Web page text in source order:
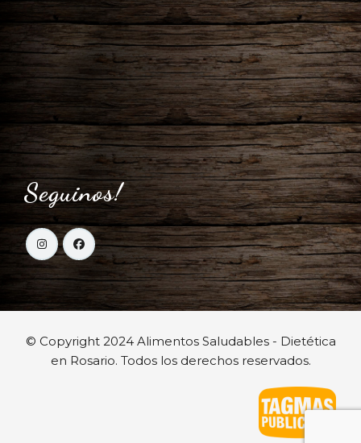
Seguinos!
© Copyright 2024 Alimentos Saludables - Dietética
en Rosario. Todos los derechos reservados.